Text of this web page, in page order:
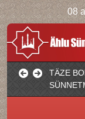
08
TÄZE